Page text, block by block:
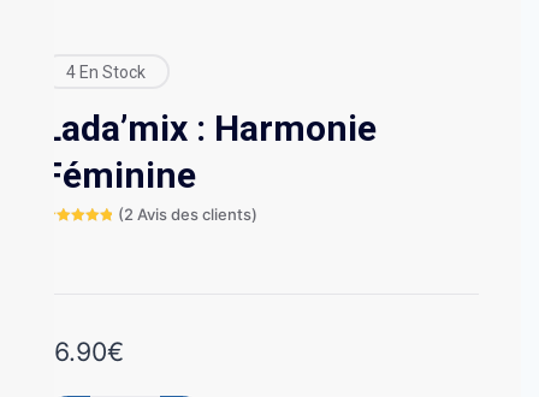
4 En Stock
Lada’mix : Harmonie
Féminine
(2 Avis des clients)
16.90€